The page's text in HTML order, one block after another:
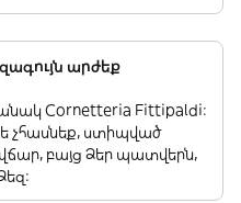
արժեք
Cornetteria Fittipaldi:
չհասնեք, ստիպված
բայց Ձեր պատվերն,